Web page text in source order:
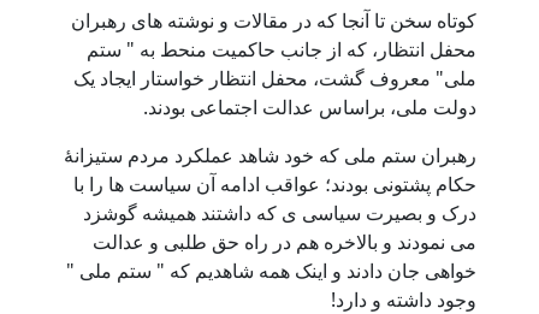
کوتاه سخن تا آنجا که در مقالات و نوشته های رهبران
محفل انتظار، که از جانب حاکمیت منحط به " ستم
ملی" معروف گشت، محفل انتظار خواستار ایجاد یک
دولت ملی، براساس عدالت اجتماعی بودند.
رهبران ستم ملی که خود شاهد عملکرد مردم ستیزانۀ
حکام پشتونی بودند؛ عواقب ادامه آن سیاست ها را با
درک و بصیرت سیاسی ی که داشتند همیشه گوشزد
می نمودند و بالاخره هم در راه حق طلبی و عدالت
خواهی جان دادند و اینک همه شاهدیم که " ستم ملی "
وجود داشته و دارد!